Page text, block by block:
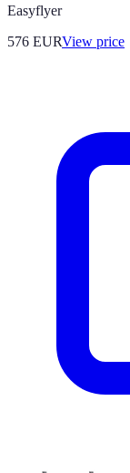
Easyflyer
576 EURView price